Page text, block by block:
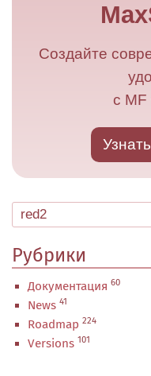
Создайте
с MF
Рубрики
Документация 60
News 41
Roadmap 224
Versions 101